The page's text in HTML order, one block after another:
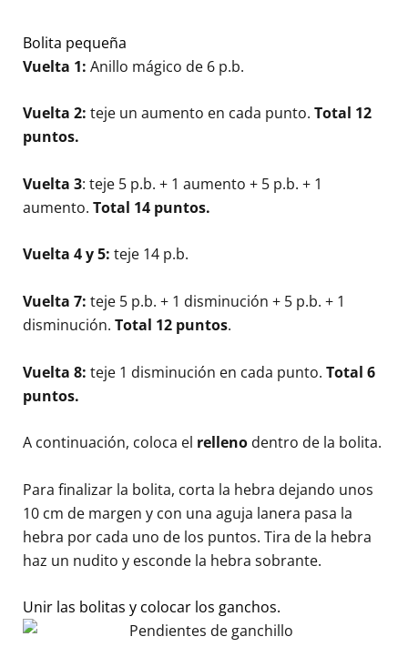
Bolita pequeña
Vuelta 1: Anillo mágico de 6 p.b.
Vuelta 2: teje un aumento en cada punto. Total 12
puntos.
Vuelta 3: teje 5 p.b. + 1 aumento + 5 p.b. + 1
aumento. Total 14 puntos.
Vuelta 4 y 5: teje 14 p.b.
Vuelta 7: teje 5 p.b. + 1 disminución + 5 p.b. + 1
disminución. Total 12 puntos.
Vuelta 8: teje 1 disminución en cada punto. Total 6
puntos.
A continuación, coloca el rellenodentro de la bolita.
Para finalizar la bolita, corta la hebra dejando unos
10 cm de margen y con una aguja lanera pasa la
hebra por cada uno de los puntos. Tira de la hebra
haz un nudito y esconde la hebra sobrante.
Unir las bolitas y colocar los ganchos.